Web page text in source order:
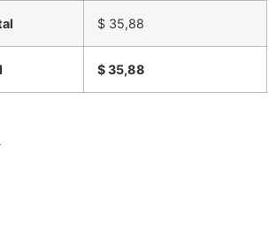
$ 35,88
$ 35,88